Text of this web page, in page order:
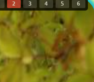
2 3 4 5 6